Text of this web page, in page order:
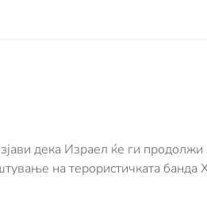
дека Израел ќе ги продолжи
на терористичката банда